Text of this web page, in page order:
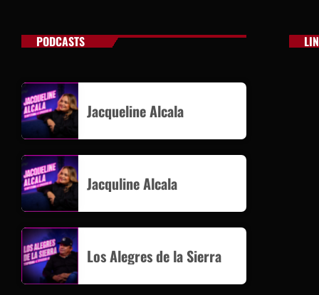
PODCASTS
Jacqueline Alcala
Jacquline Alcala
Los Alegres de la Sierra